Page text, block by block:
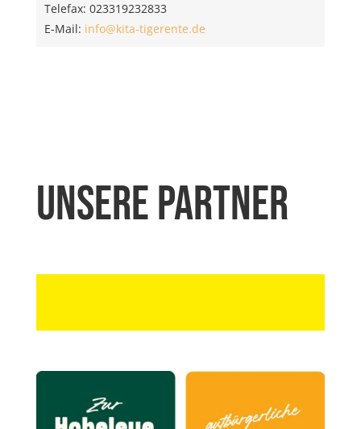
Telefax: 023319232833
E-Mail: info@kita-tigerente.de
Unsere Partner